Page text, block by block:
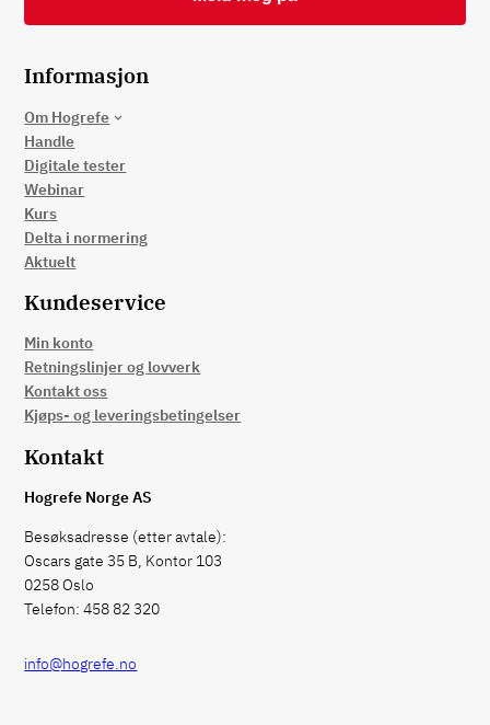
Informasjon
Om Hogrefe
Handle
Digitale tester
Webinar
Kurs
Delta i normering
Aktuelt
Kundeservice
Min konto
Retningslinjer og lovverk
Kontakt oss
Kjøps- og leveringsbetingelser
Kontakt
Hogrefe Norge AS
Besøksadresse (etter avtale):
Oscars gate 35 B, Kontor 103
0258 Oslo
Telefon: 458 82 320
info@hogrefe.no